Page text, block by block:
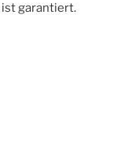
ist garantiert.